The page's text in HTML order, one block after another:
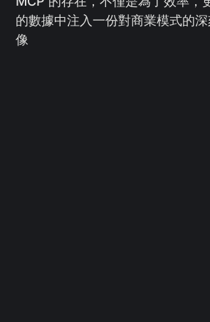
的數據中注入一份對商業模式的
像